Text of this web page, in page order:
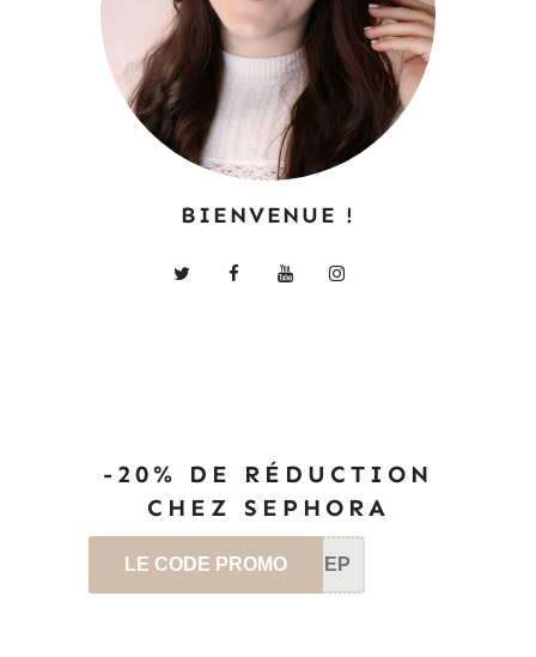
BIENVENUE !
-20% DE RÉDUCTION
CHEZ SEPHORA
LE CODE PROMO SEP